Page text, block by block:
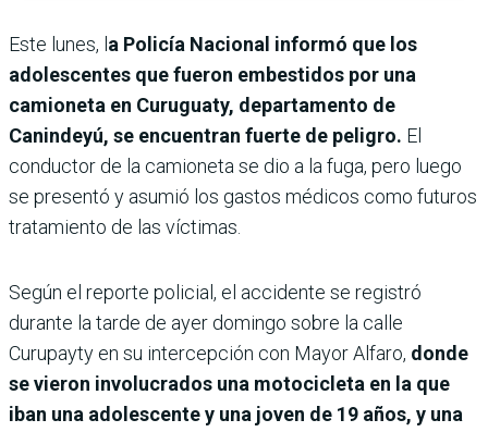
Este lunes, l a Policía Nacional informó que los
adolescentes que fueron embestidos por una
camioneta en Curuguaty, departamento de
Canindeyú, se encuentran fuerte de peligro. El
conductor de la camioneta se dio a la fuga, pero luego
se presentó y asumió los gastos médicos como futuros
tratamiento de las víctimas.
Según el reporte policial, el accidente se registró
durante la tarde de ayer domingo sobre la calle
Curupayty en su intercepción con Mayor Alfaro, donde
se vieron involucrados una motocicleta en la que
iban una adolescente y una joven de 19 años, y una